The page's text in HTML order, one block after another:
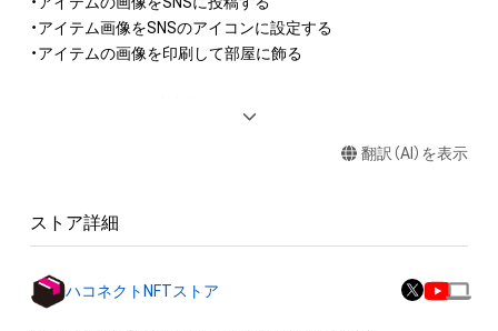
・アイテム画像をSNSのアイコンに設定する
・アイテムの画像を印刷して部屋に飾る
ロゴ等を含みますがこれらに限られません。)にかかる知的財産
出願する権利を含みます。)を意味します。)は、本アイテムの著
けている者によって保護されています。そのため、本アイテム
を保有していたとしても、本アイテムに関する創作物にかかる
翻訳（AI）を表示
ストア詳細
ハコネクトNFTストア